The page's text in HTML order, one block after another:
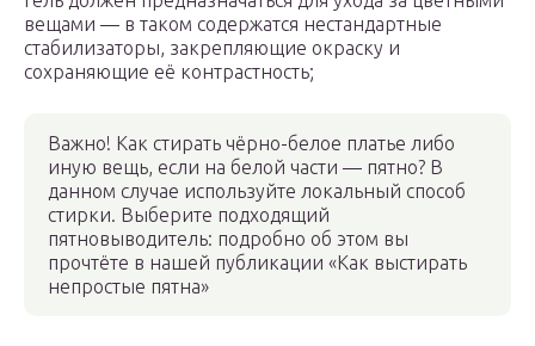
вещами — в таком содержатся нестандартные
стабилизаторы, закрепляющие окраску и
сохраняющие её контрастность;
Важно! Как стирать чёрно-белое платье либо
иную вещь, если на белой части — пятно? В
данном случае используйте локальный способ
стирки. Выберите подходящий
пятновыводитель: подробно об этом вы
прочтёте в нашей публикации «Как выстирать
непростые пятна»